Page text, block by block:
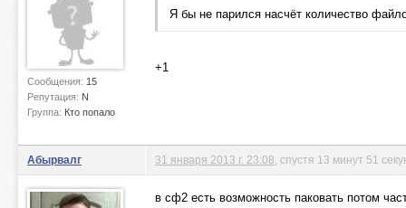
Сообщения: 15
Репутация: N
Группа: Кто попало
Я бы не парился насчёт количество
+1
Абырвалг 31 января 2013 г. 23:08 , спустя 13 минут 51
в сф2 есть возможность паковать потом